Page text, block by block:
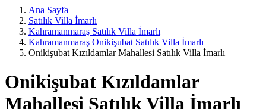
Ana Sayfa
Satılık Villa İmarlı
Kahramanmaraş Satılık Villa İmarlı
Kahramanmaraş Onikişubat Satılık Villa İmarlı
Onikişubat Kızıldamlar Mahallesi Satılık Villa İmarlı
Onikişubat Kızıldamlar
Mahallesi Satılık Villa İmarlı